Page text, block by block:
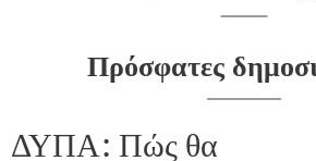
Πρόσφατες
ΔΥΠΑ: Πώς θα